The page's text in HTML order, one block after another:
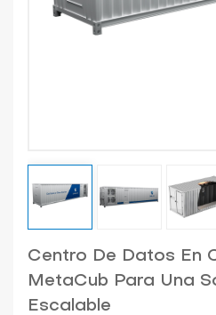
Centro De Datos En
MetaCub Para Una
Escalable